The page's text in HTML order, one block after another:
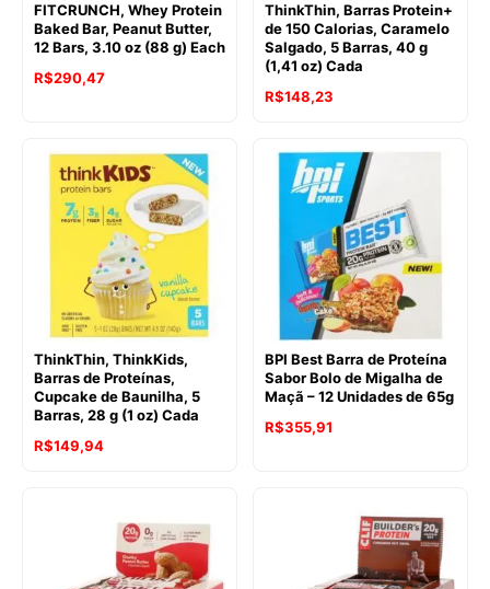
FITCRUNCH, Whey Protein
Baked Bar, Peanut Butter,
12 Bars, 3.10 oz (88 g) Each
R$290,47
ThinkThin, Barras Protein+
de 150 Calorias, Caramelo
Salgado, 5 Barras, 40 g
(1,41 oz) Cada
R$148,23
ThinkThin, ThinkKids,
Barras de Proteínas,
Cupcake de Baunilha, 5
Barras, 28 g (1 oz) Cada
R$149,94
BPI Best Barra de Proteína
Sabor Bolo de Migalha de
Maçã – 12 Unidades de 65g
R$355,91